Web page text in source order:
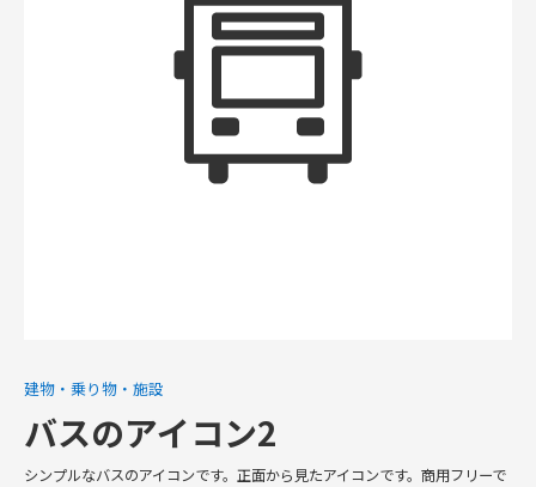
建物・乗り物・施設
バスのアイコン2
シンプルなバスのアイコンです。正面から見たアイコンです。商用フリーで